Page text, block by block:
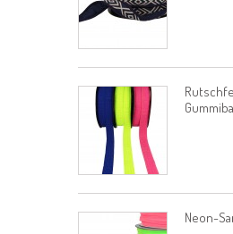
Neon-